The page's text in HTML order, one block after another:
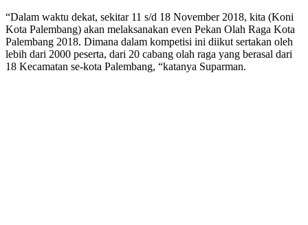
“Dalam waktu dekat, sekitar 11 s/d 18 November 2018, kita (Koni
Kota Palembang) akan melaksanakan even Pekan Olah Raga Kota
Palembang 2018. Dimana dalam kompetisi ini diikut sertakan oleh
lebih dari 2000 peserta, dari 20 cabang olah raga yang berasal dari
18 Kecamatan se-kota Palembang, “katanya Suparman.